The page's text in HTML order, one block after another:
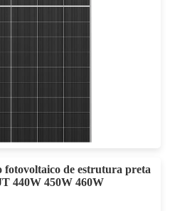
23.51%
fotovoltaico de estrutura preta
440W 450W 460W